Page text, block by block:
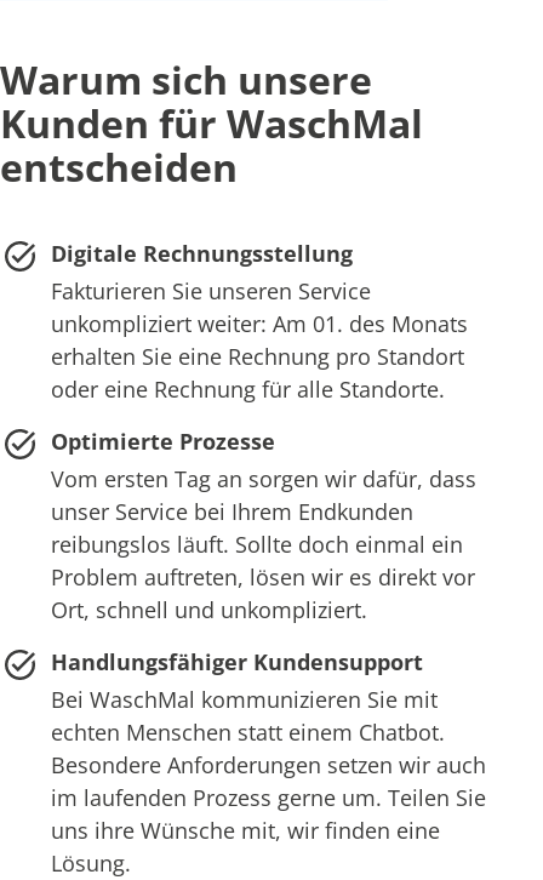
Warum sich unsere
Kunden für WaschMal
entscheiden
Digitale Rechnungsstellung
Fakturieren Sie unseren Service
unkompliziert weiter: Am 01. des Monats
erhalten Sie eine Rechnung pro Standort
oder eine Rechnung für alle Standorte.
Optimierte Prozesse
Vom ersten Tag an sorgen wir dafür, dass
unser Service bei Ihrem Endkunden
reibungslos läuft. Sollte doch einmal ein
Problem auftreten, lösen wir es direkt vor
Ort, schnell und unkompliziert.
Handlungsfähiger Kundensupport
Bei WaschMal kommunizieren Sie mit
echten Menschen statt einem Chatbot.
Besondere Anforderungen setzen wir auch
im laufenden Prozess gerne um. Teilen Sie
uns ihre Wünsche mit, wir finden eine
Lösung.